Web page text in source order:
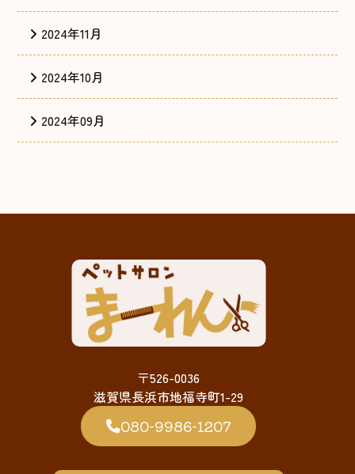
2024年11月
2024年10月
2024年09月
〒526-0036
滋賀県長浜市地福寺町1-29
080-9986-1207